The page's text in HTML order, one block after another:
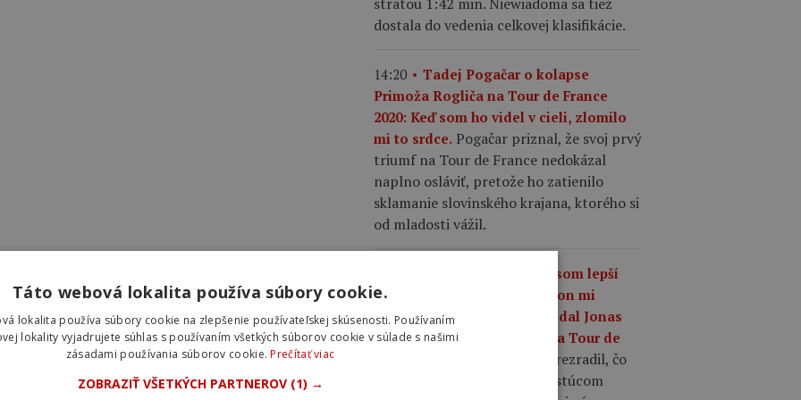
dostala do vedenia celkovej klasifikácie.
14:20
Tadej Pogačar o kolapse
Primoža Rogliča na Tour de France
2020: Keď som ho videl v cieli, zlomilo
mi to srdce. Pogačar priznal, že svoj prvý
triumf na Tour de France nedokázal
naplno osláviť, pretože ho zatienilo
sklamanie slovinského krajana, ktorého si
od mladosti vážil.
„Čo mám robiť, keď som lepší
ako kedykoľvek predtým, a on mi
napriek tomu odíde?,“ povedal Jonas
Vingegaard o Pogačarovi na Tour de
Mattias Skjelmose prezradil, čo
mu povedal Vingegaard o rastúcom
Táto webová lokalita používa súbory cookie.
lokalita používa súbory cookie na zlepšenie používateľskej skúsenosti. Používaním
lokality vyjadrujete súhlas s používaním všetkých súborov cookie v súlade s našimi
zásadami používania súborov cookie.Prečítať viac
ZOBRAZIŤ VŠETKÝCH PARTNEROV (1) →